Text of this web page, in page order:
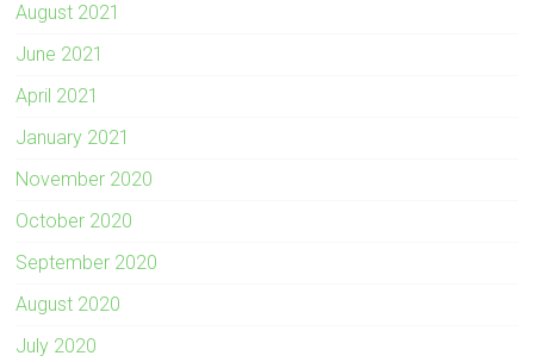
August 2021
June 2021
April 2021
January 2021
November 2020
October 2020
September 2020
August 2020
July 2020